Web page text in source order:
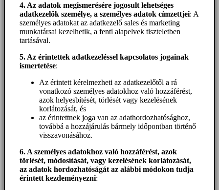
4. Az adatok megismerésére jogosult lehetséges
adatkezelők személye, a személyes adatok címzettjei: A
személyes adatokat az adatkezelő sales és marketing
munkatársai kezelhetik, a fenti alapelvek tiszteletben
tartásával.
5. Az érintettek adatkezeléssel kapcsolatos jogainak
ismertetése:
Az érintett kérelmezheti az adatkezelőtől a rá
vonatkozó személyes adatokhoz való hozzáférést,
azok helyesbítését, törlését vagy kezelésének
korlátozását, és
az érintettnek joga van az adathordozhatósághoz,
továbbá a hozzájárulás bármely időpontban történő
visszavonásához.
6. A személyes adatokhoz való hozzáférést, azok
törlését, módosítását, vagy kezelésének korlátozását,
az adatok hordozhatóságát az alábbi módokon tudja
érintett kezdeményezni: